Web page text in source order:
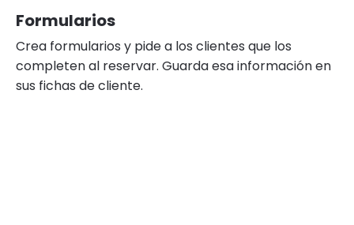
Formularios
Crea formularios y pide a los clientes que los
completen al reservar. Guarda esa información en
sus fichas de cliente.